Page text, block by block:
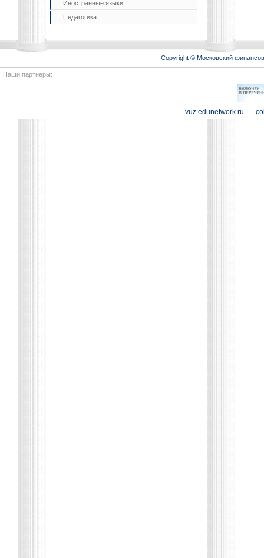
Иностранные языки
Педагогика
Copyright © Московский
Наши партнеры:
vuz.edunetwork.ru